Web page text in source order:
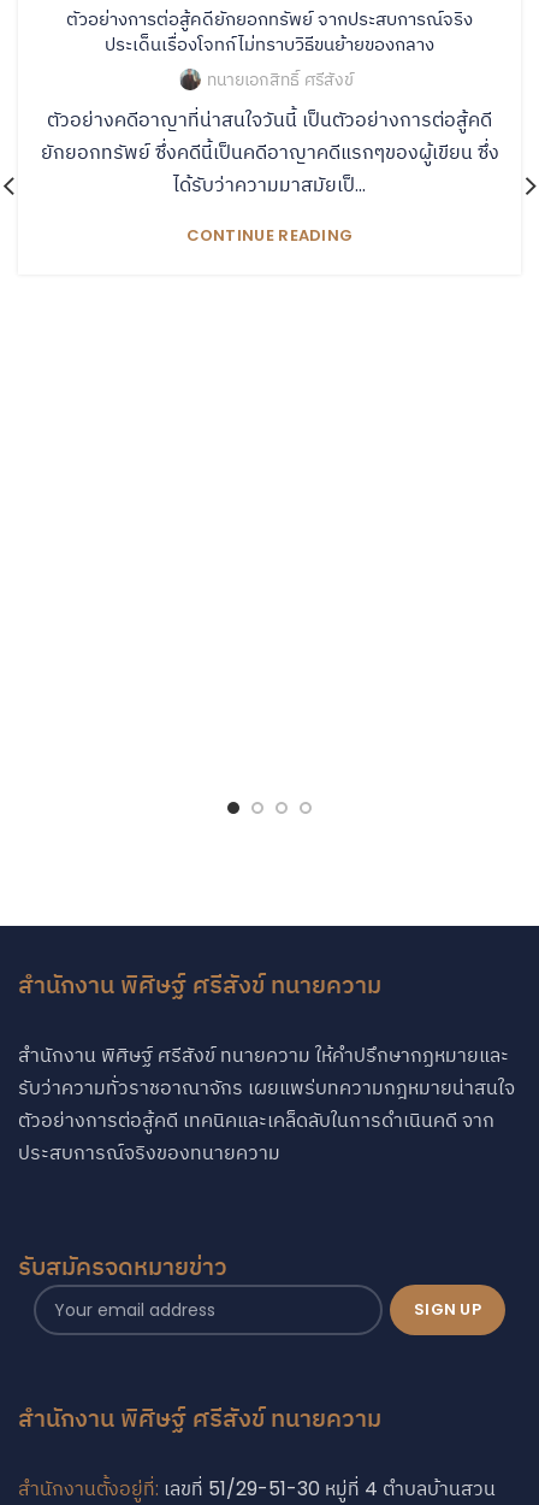
ตัวอย่างการต่อสู้คดียักยอกทรัพย์ จากประสบการณ์จริง
ประเด็นเรื่องโจทก์ไม่ทราบวิธีขนย้ายของกลาง
ทนายเอกสิทธิ์ ศรีสังข์
ตัวอย่างคดีอาญาที่น่าสนใจวันนี้ เป็นตัวอย่างการต่อสู้คดี
ยักยอกทรัพย์ ซึ่งคดีนี้เป็นคดีอาญาคดีแรกๆของผู้เขียน ซึ่ง
ได้รับว่าความมาสมัยเป็...
CONTINUE READING
สำนักงาน พิศิษฐ์ ศรีสังข์ ทนายความ
สำนักงาน พิศิษฐ์ ศรีสังข์ ทนายความ ให้คำปรึกษากฏหมายและ
รับว่าความทั่วราชอาณาจักร เผยแพร่บทความกฎหมายน่าสนใจ
ตัวอย่างการต่อสู้คดี เทคนิคและเคล็ดลับในการดำเนินคดี จาก
ประสบการณ์จริงของทนายความ
รับสมัครจดหมายข่าว
สำนักงาน พิศิษฐ์ ศรีสังข์ ทนายความ
สำนักงานตั้งอยู่ที่: เลขที่ 51/29-51-30 หมู่ที่ 4 ตำบลบ้านสวน